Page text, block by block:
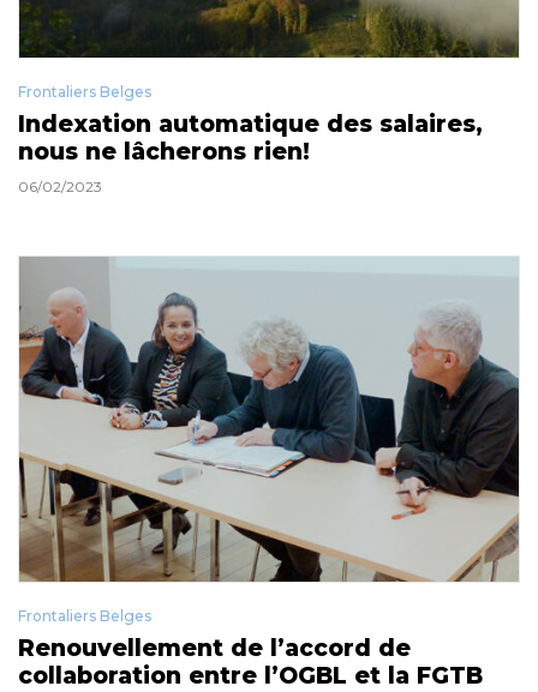
Frontaliers Belges
Indexation automatique des salaires,
nous ne lâcherons rien!
06/02/2023
Frontaliers Belges
Renouvellement de l’accord de
collaboration entre l’OGBL et la FGTB